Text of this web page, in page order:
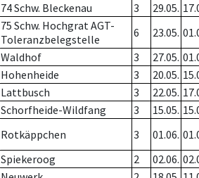
74 Schw. Bleckenau 3 29.05.
75 Schw. Hochgrat AGT-
Toleranzbelegstelle
6 23.05.
Waldhof 3 27.05.
Hohenheide 3 20.05.
Lattbusch 3 22.05.
Schorfheide-Wildfang 3 15.05.
Rotkäppchen 3 01.06.
Spiekeroog 2 02.06.